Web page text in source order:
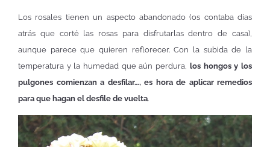
Los rosales tienen un aspecto abandonado (os contaba días
atrás que corté las rosas para disfrutarlas dentro de casa),
aunque parece que quieren reflorecer. Con la subida de la
temperatura y la humedad que aún perdura, los hongos y los
pulgones comienzan a desfilar…, es hora de aplicar remedios
para que hagan el desfile de vuelta.